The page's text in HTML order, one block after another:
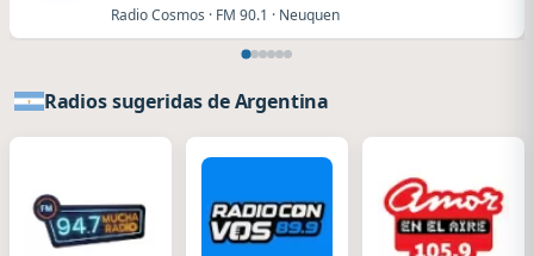
Radio Cosmos · FM 90.1 · Neuquen
Radios sugeridas de Argentina